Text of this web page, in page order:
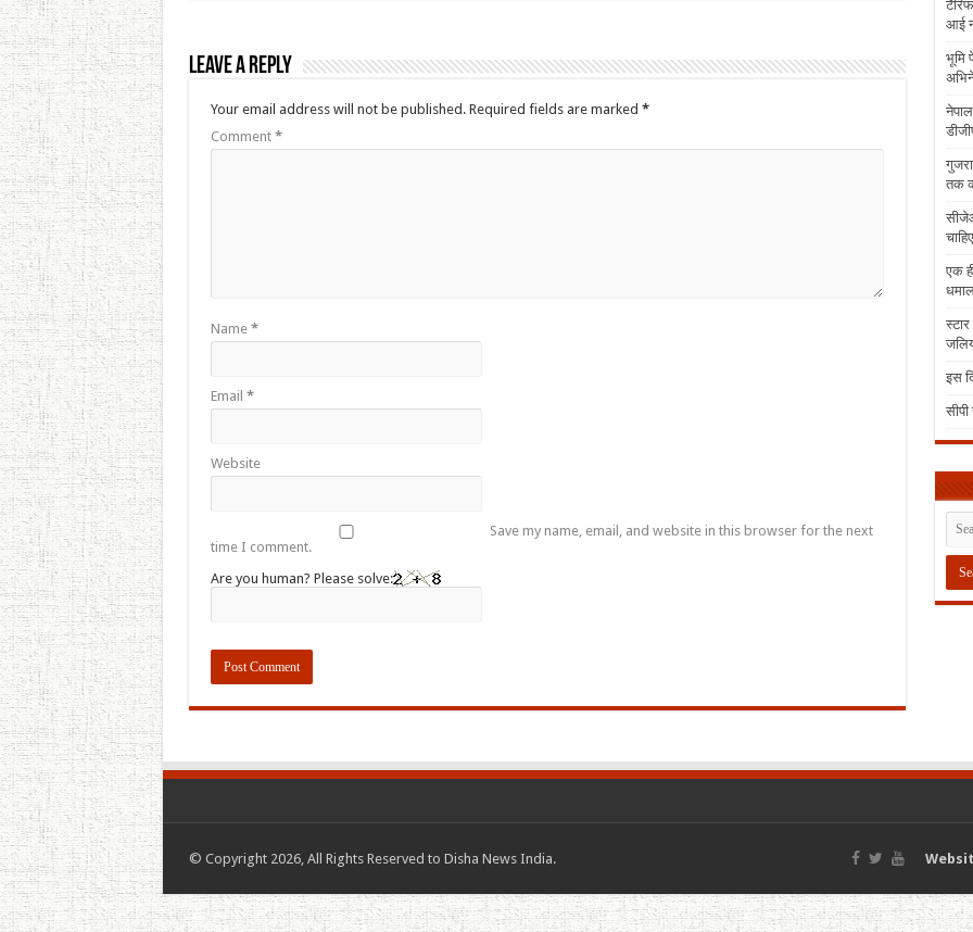
Leave a Reply
Your email address will not be published. Required fields are marked *
Comment *
Name *
Email *
Website
Save my name, email, and website in this browser for the next
time I comment.
Are you human? Please solve:
आई
भूमि
तक
एक
इस
© Copyright 2026, All Rights Reserved to Disha News India.